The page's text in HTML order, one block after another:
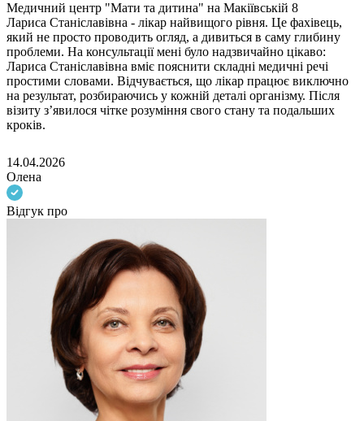
Медичний центр "Мати та дитина" на Макіївській 8
Лариса Станіславівна - лікар найвищого рівня. Це фахівець,
який не просто проводить огляд, а дивиться в саму глибину
проблеми. На консультації мені було надзвичайно цікаво:
Лариса Станіславівна вміє пояснити складні медичні речі
простими словами. Відчувається, що лікар працює виключно
на результат, розбираючись у кожній деталі організму. Після
візиту з’явилося чітке розуміння свого стану та подальших
кроків.
14.04.2026
Олена
Відгук про